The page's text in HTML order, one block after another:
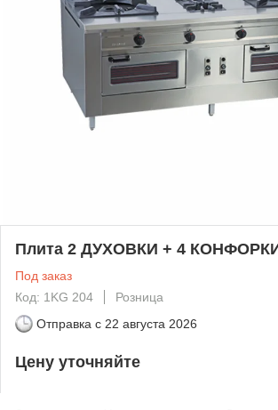
Плита 2 ДУХОВКИ + 4
Под заказ
Код: 1KG 204
Розница
Отправка с 22 августа 2026
Цену уточняйте